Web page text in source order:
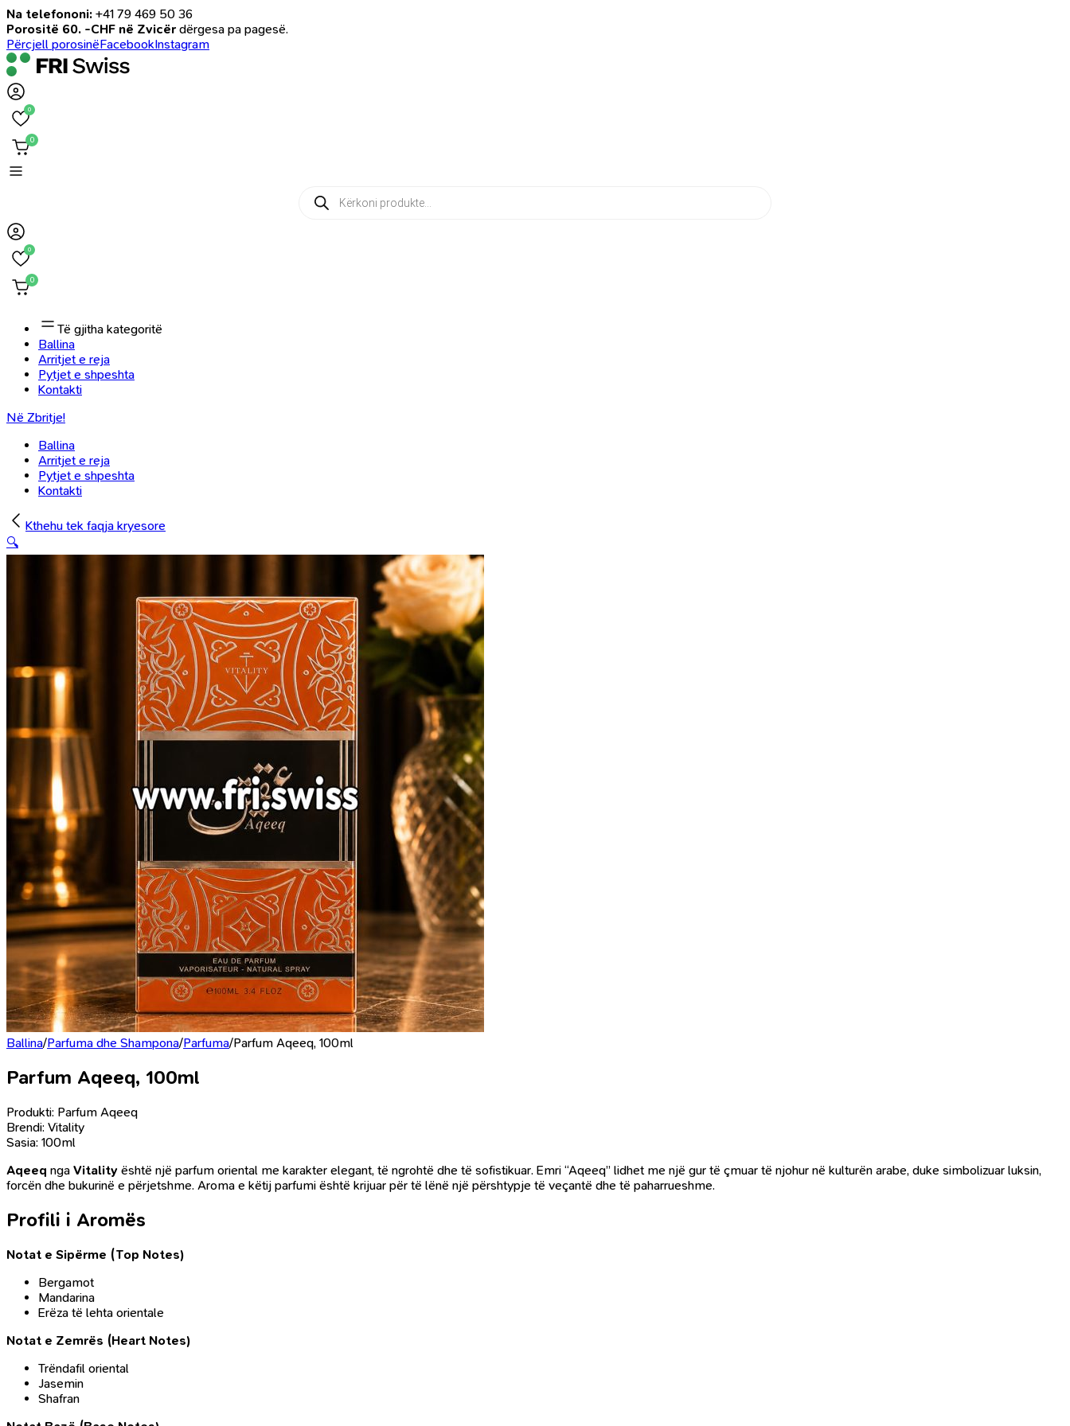
Na telefononi: +41 79 469 50 36
Porositë 60. -CHF në Zvicër dërgesa pa pagesë.
Përcjell porosinëFacebookInstagram
0
0
Products
search
0
0
Të gjitha kategoritë
Ballina
Arritjet e reja
Pytjet e shpeshta
Kontakti
Në Zbritje!
Ballina
Arritjet e reja
Pytjet e shpeshta
Kontakti
Kthehu tek faqja kryesore
🔍
Ballina/Parfuma dhe Shampona/Parfuma/Parfum Aqeeq, 100ml
Parfum Aqeeq, 100ml
Produkti: Parfum Aqeeq
Brendi: Vitality
Sasia: 100ml
Aqeeq nga Vitality është një parfum oriental me karakter elegant, të ngrohtë dhe të sofistikuar. Emri “Aqeeq” lidhet me një gur të çmuar të njohur në kulturën arabe, duke simbolizuar luksin,
forcën dhe bukurinë e përjetshme. Aroma e këtij parfumi është krijuar për të lënë një përshtypje të veçantë dhe të paharrueshme.
Profili i Aromës
Notat e Sipërme (Top Notes)
Bergamot
Mandarina
Erëza të lehta orientale
Notat e Zemrës (Heart Notes)
Trëndafil oriental
Jasemin
Shafran